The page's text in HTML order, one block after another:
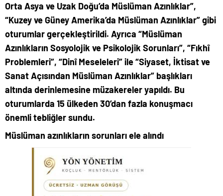
Orta Asya ve Uzak Doğu’da Müslüman Azınlıklar”,
“Kuzey ve Güney Amerika’da Müslüman Azınlıklar” gibi
oturumlar gerçekleştirildi. Ayrıca “Müslüman
Azınlıkların Sosyolojik ve Psikolojik Sorunları”, “Fıkhî
Problemleri”, “Dinî Meseleleri” ile “Siyaset, İktisat ve
Sanat Açısından Müslüman Azınlıklar” başlıkları
altında derinlemesine müzakereler yapıldı. Bu
oturumlarda 15 ülkeden 30’dan fazla konuşmacı
önemli tebliğler sundu.
Müslüman azınlıkların sorunları ele alındı